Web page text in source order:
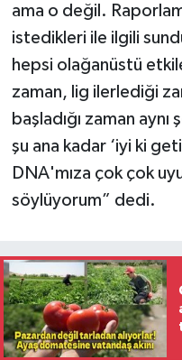
ama o değil.
istedikleri ile ilgili
hepsi olağanüstü
zaman, lig ilerlediği
başladığı zaman
şu ana kadar ‘iyi ki
DNA'mıza çok çok
söylüyorum” dedi.